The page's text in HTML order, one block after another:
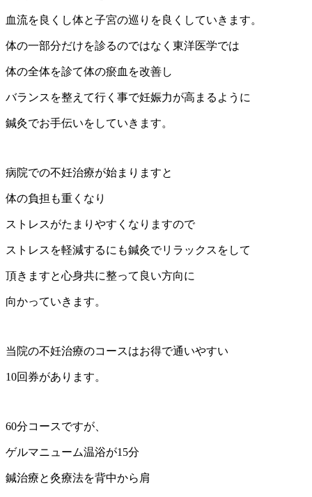
血流を良くし体と子宮の巡りを良くしていきます。
体の一部分だけを診るのではなく東洋医学では
体の全体を診て体の瘀血を改善し
バランスを整えて行く事で妊娠力が高まるように
鍼灸でお手伝いをしていきます。
病院での不妊治療が始まりますと
体の負担も重くなり
ストレスがたまりやすくなりますので
ストレスを軽減するにも鍼灸でリラックスをして
頂きますと心身共に整って良い方向に
向かっていきます。
当院の不妊治療のコースはお得で通いやすい
10回券があります。
60分コースですが、
ゲルマニューム温浴が15分
鍼治療と灸療法を背中から肩